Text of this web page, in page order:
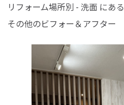
リフォーム場所別 - 洗面 にある
その他のビフォー＆アフター